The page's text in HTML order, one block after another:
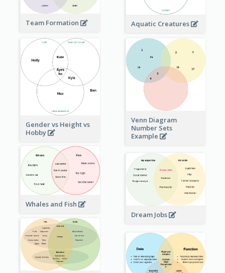
Team Formation Aquatic Creatures
Gender vs Height vs
Hobby
Venn Diagram
Number Sets
Example
Whales and Fish
Dream Jobs